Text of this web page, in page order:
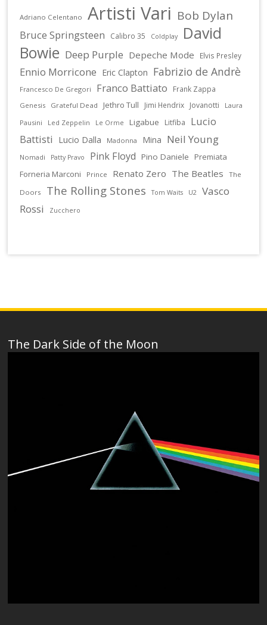
Adriano Celentano Artisti Vari Bob Dylan
Bruce Springsteen Calibro 35 Coldplay
David
Bowie Deep Purple Depeche Mode Elvis Presley
Ennio Morricone Eric Clapton Fabrizio de Andrè
Francesco De Gregori Franco Battiato Frank Zappa
Genesis Grateful Dead Jethro Tull Jimi Hendrix Jovanotti
Laura
Pausini
Led Zeppelin Le Orme Ligabue Litfiba
Lucio
Battisti
Lucio Dalla Madonna Mina Neil Young
Nomadi Patty Pravo Pink Floyd Pino Daniele
Premiata
Forneria Marconi
Prince Renato Zero The Beatles
The
Doors
The Rolling Stones Tom Waits U2
Vasco
Rossi
Zucchero
The Dark Side of the Moon